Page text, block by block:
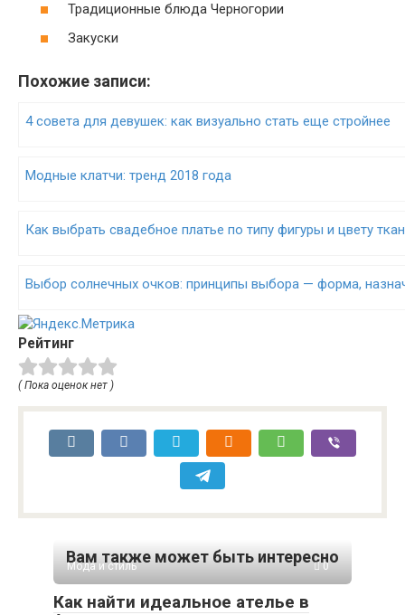
Традиционные блюда Черногории
Закуски
Похожие записи:
4 совета для девушек: как визуально стать еще стройнее
Модные клатчи: тренд 2018 года
Как выбрать свадебное платье по типу фигуры и цвету
Выбор солнечных очков: принципы выбора — форма,
Рейтинг
( Пока оценок нет )
Вам также может быть интересно
Мода и стиль 0
Как найти идеальное ателье в